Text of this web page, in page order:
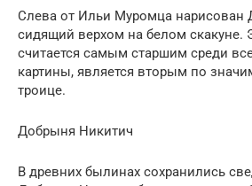
Слева от Ильи Муромца нарисован
сидящий верхом на белом скакуне.
считается самым старшим среди
картины, является вторым по
троице.
Добрыня Никитич
В древних былинах сохранились